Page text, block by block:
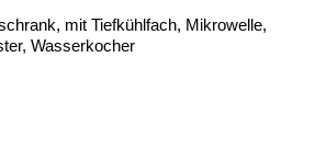
mit Tiefkühlfach, Mikrowelle,
Wasserkocher